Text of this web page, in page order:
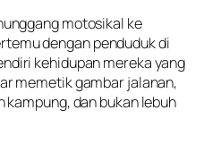
motosikal ke
dengan penduduk di
kehidupan mereka yang
memetik gambar jalanan,
kampung, dan bukan lebuh